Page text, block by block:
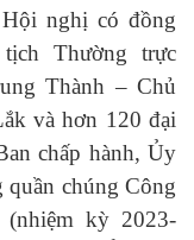
nghị có đồng
Thường trực
Thành – Chủ
và hơn 120 đại
chấp hành, Ủy
chúng Công
kỳ 2023-